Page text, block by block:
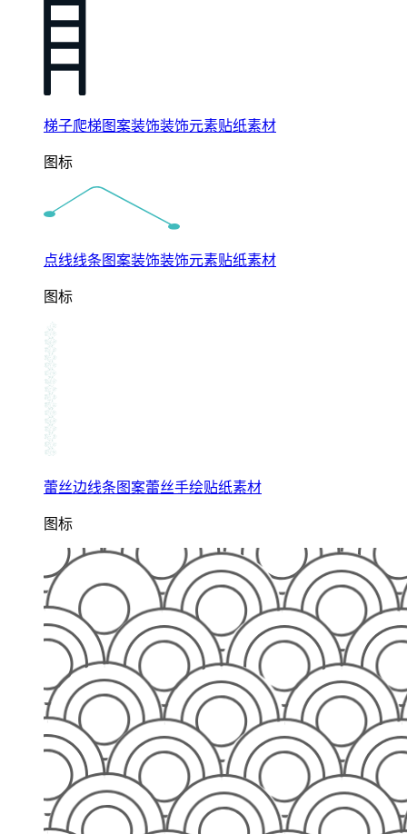
梯子爬梯图案装饰装饰元素贴纸素材
图标
点线线条图案装饰装饰元素贴纸素材
图标
蕾丝边线条图案蕾丝手绘贴纸素材
图标